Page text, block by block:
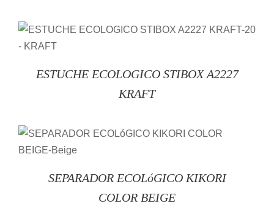
ESTUCHE ECOLOGICO STIBOX A2227
KRAFT
SEPARADOR ECOLóGICO KIKORI
COLOR BEIGE